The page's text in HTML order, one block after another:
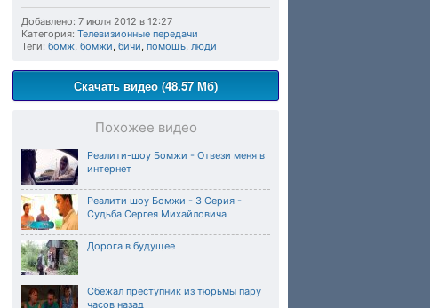
Добавлено: 7 июля 2012 в 12:27
Категория: Телевизионные передачи
Теги: бомж, бомжи, бичи, помощь, люди
Скачать видео (48.57 Мб)
Похожее видео
Реалити-шоу Бомжи - Отвези меня в
интернет
Реалити шоу Бомжи - 3 Серия -
Судьба Сергея Михайловича
Дорога в будущее
Сбежал преступник из тюрьмы пару
часов назад